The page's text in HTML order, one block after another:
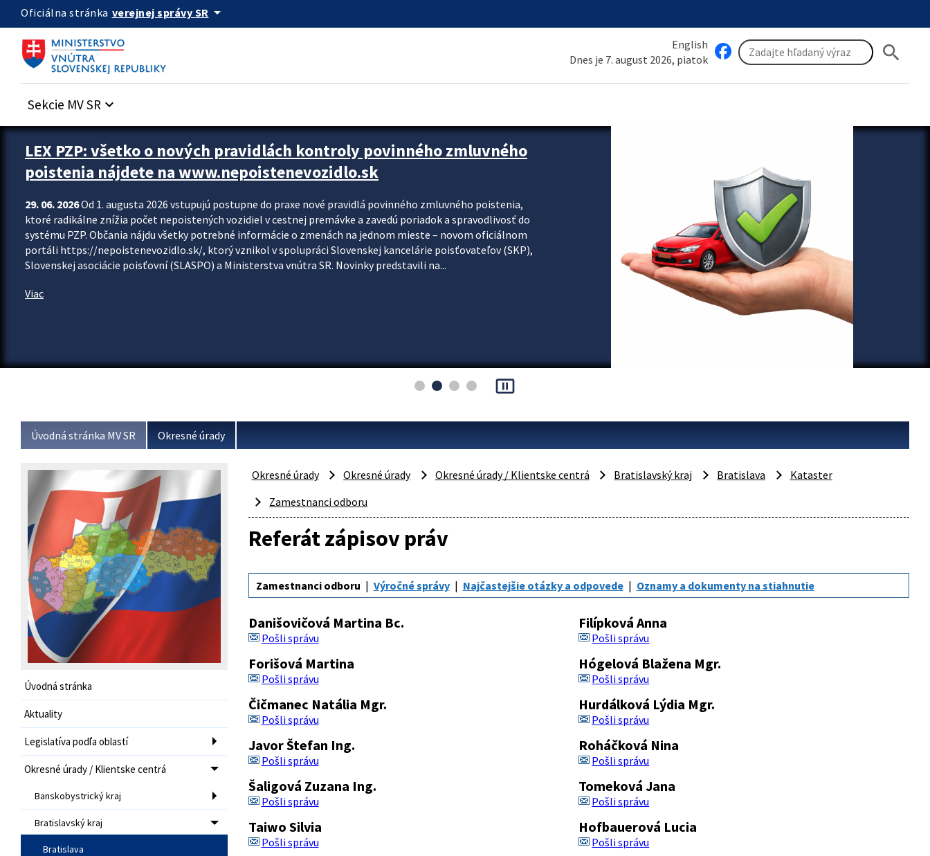
Preskocit na hlavný obsah
Oficiálna stránka verejnej správy SR arrow_drop_down
English
Dnes je 7. august 2026, piatok
search
Sekcie MV SR keyboard_arrow_down
Zastavit automatický posun upútavok
LEX PZP: všetko o nových pravidlách kontroly povinného zmluvného
poistenia nájdete na www.nepoistenevozidlo.sk
29. 06. 2026Od 1. augusta 2026 vstupujú postupne do praxe nové pravidlá povinného zmluvného poistenia,
ktoré radikálne znížia počet nepoistených vozidiel v cestnej premávke a zavedú poriadok a spravodlivosť do
systému PZP. Občania nájdu všetky potrebné informácie o zmenách na jednom mieste – novom oficiálnom
portáli https://nepoistenevozidlo.sk/, ktorý vznikol v spolupráci Slovenskej kancelárie poisťovateľov (SKP),
Slovenskej asociácie poisťovní (SLASPO) a Ministerstva vnútra SR. Novinky predstavili na...
Viac
pause_presentation
Úvodná stránka MV SR Okresné úrady
Úvodná stránka
Aktuality
Legislatíva podľa oblastí
Okresné úrady / Klientske centrá
Banskobystrický kraj
Bratislavský kraj
Bratislava
Okresné úrady Okresné úrady Okresné úrady / Klientske centrá Bratislavský kraj Bratislava
Kataster
Zamestnanci odboru
Referát zápisov práv
Zamestnanci odboru Výročné správy Najčastejšie otázky a odpovede Oznamy a dokumenty na stiahnutie
Danišovičová Martina Bc.
Pošli správu
Filípková Anna
Pošli správu
Forišová Martina
Pošli správu
Hógelová Blažena Mgr.
Pošli správu
Čičmanec Natália Mgr.
Pošli správu
Hurdálková Lýdia Mgr.
Pošli správu
Javor Štefan Ing.
Pošli správu
Roháčková Nina
Pošli správu
Šaligová Zuzana Ing.
Pošli správu
Tomeková Jana
Pošli správu
Taiwo Silvia
Pošli správu
Hofbauerová Lucia
Pošli správu